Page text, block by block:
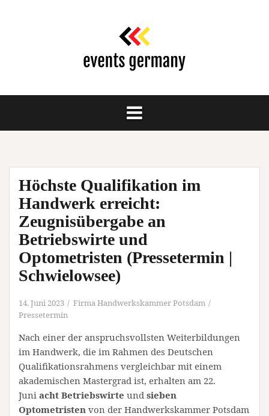
Höchste Qualifikation im
Handwerk erreicht:
Zeugnisübergabe an
Betriebswirte und
Optometristen (Pressetermin |
Schwielowsee)
14. Juni 2023
Firma Handwerkskammer Potsdam
Pressetermin
Nach einer der anspruchsvollsten Weiterbildungen
im Handwerk, die im Rahmen des Deutschen
Qualifikationsrahmens vergleichbar mit einem
akademischen Mastergrad ist, erhalten am 22.
Juni acht Betriebswirte und sieben
Optometristen von der Handwerkskammer Potsdam